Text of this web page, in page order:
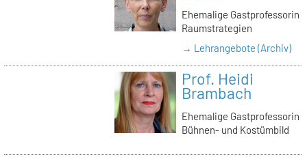
Ehemalige Gastprofessorin
Raumstrategien
→ Lehrangebote (Archiv)
Prof. Heidi
Brambach
Ehemalige Gastprofessorin
Bühnen- und Kostümbild